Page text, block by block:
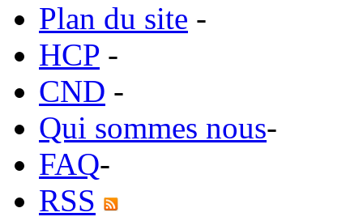
Plan du site -
HCP -
CND -
Qui sommes nous-
FAQ-
RSS